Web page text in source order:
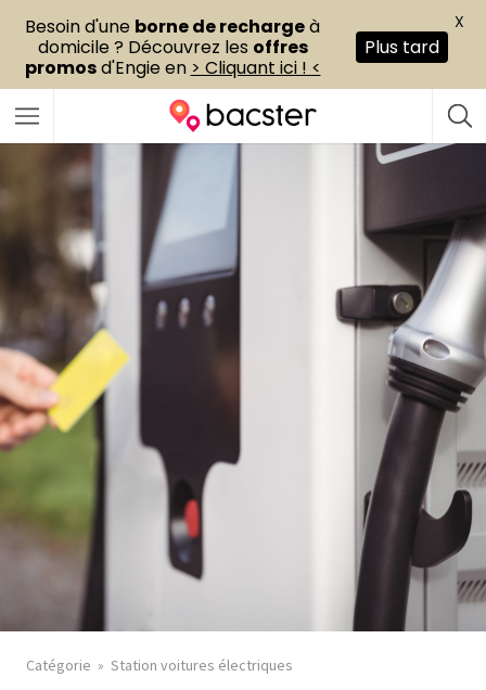
Catégorie Station voitures électriques
Besoin d'une borne de rechargeà
domicile ? Découvrez les offres
promosd'Engie en > Cliquant ici ! <
Plus tard
X